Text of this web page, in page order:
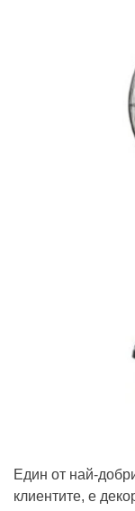
Един от най-
клиентите, е